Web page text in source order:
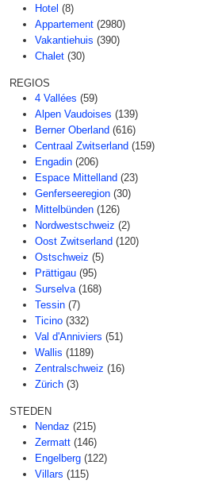
Hotel (8)
Appartement (2980)
Vakantiehuis (390)
Chalet (30)
REGIOS
4 Vallées (59)
Alpen Vaudoises (139)
Berner Oberland (616)
Centraal Zwitserland (159)
Engadin (206)
Espace Mittelland (23)
Genferseeregion (30)
Mittelbünden (126)
Nordwestschweiz (2)
Oost Zwitserland (120)
Ostschweiz (5)
Prättigau (95)
Surselva (168)
Tessin (7)
Ticino (332)
Val d'Anniviers (51)
Wallis (1189)
Zentralschweiz (16)
Zürich (3)
STEDEN
Nendaz (215)
Zermatt (146)
Engelberg (122)
Villars (115)